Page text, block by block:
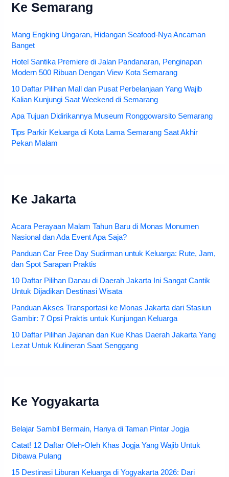
Ke Semarang
Mang Engking Ungaran, Hidangan Seafood-Nya Ancaman
Banget
Hotel Santika Premiere di Jalan Pandanaran, Penginapan
Modern 500 Ribuan Dengan View Kota Semarang
10 Daftar Pilihan Mall dan Pusat Perbelanjaan Yang Wajib
Kalian Kunjungi Saat Weekend di Semarang
Apa Tujuan Didirikannya Museum Ronggowarsito Semarang
Tips Parkir Keluarga di Kota Lama Semarang Saat Akhir
Pekan Malam
Ke Jakarta
Acara Perayaan Malam Tahun Baru di Monas Monumen
Nasional dan Ada Event Apa Saja?
Panduan Car Free Day Sudirman untuk Keluarga: Rute, Jam,
dan Spot Sarapan Praktis
10 Daftar Pilihan Danau di Daerah Jakarta Ini Sangat Cantik
Untuk Dijadikan Destinasi Wisata
Panduan Akses Transportasi ke Monas Jakarta dari Stasiun
Gambir: 7 Opsi Praktis untuk Kunjungan Keluarga
10 Daftar Pilihan Jajanan dan Kue Khas Daerah Jakarta Yang
Lezat Untuk Kulineran Saat Senggang
Ke Yogyakarta
Belajar Sambil Bermain, Hanya di Taman Pintar Jogja
Catat! 12 Daftar Oleh-Oleh Khas Jogja Yang Wajib Untuk
Dibawa Pulang
15 Destinasi Liburan Keluarga di Yogyakarta 2026: Dari